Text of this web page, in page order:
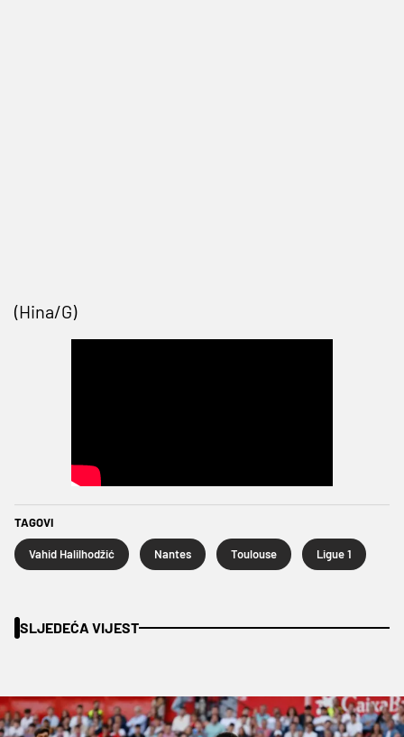
(Hina/G)
TAGOVI
Vahid Halilhodžić Nantes Toulouse Ligue 1
SLJEDEĆA VIJEST